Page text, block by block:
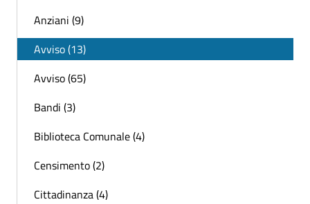
Anziani (9)
Avviso (13)
Avviso (65)
Bandi (3)
Biblioteca Comunale (4)
Censimento (2)
Cittadinanza (4)